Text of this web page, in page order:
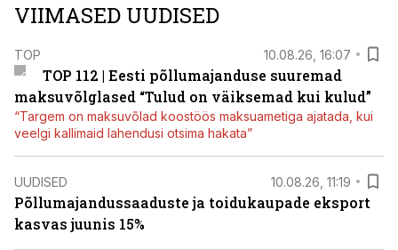
VIIMASED UUDISED
TOP 10.08.26, 16:07
TOP 112 | Eesti põllumajanduse suuremad
maksuvõlglased “Tulud on väiksemad kui kulud”
“Targem on maksuvõlad koostöös maksuametiga ajatada, kui
veelgi kallimaid lahendusi otsima hakata”
UUDISED 10.08.26, 11:19
Põllumajandussaaduste ja toidukaupade eksport
kasvas juunis 15%